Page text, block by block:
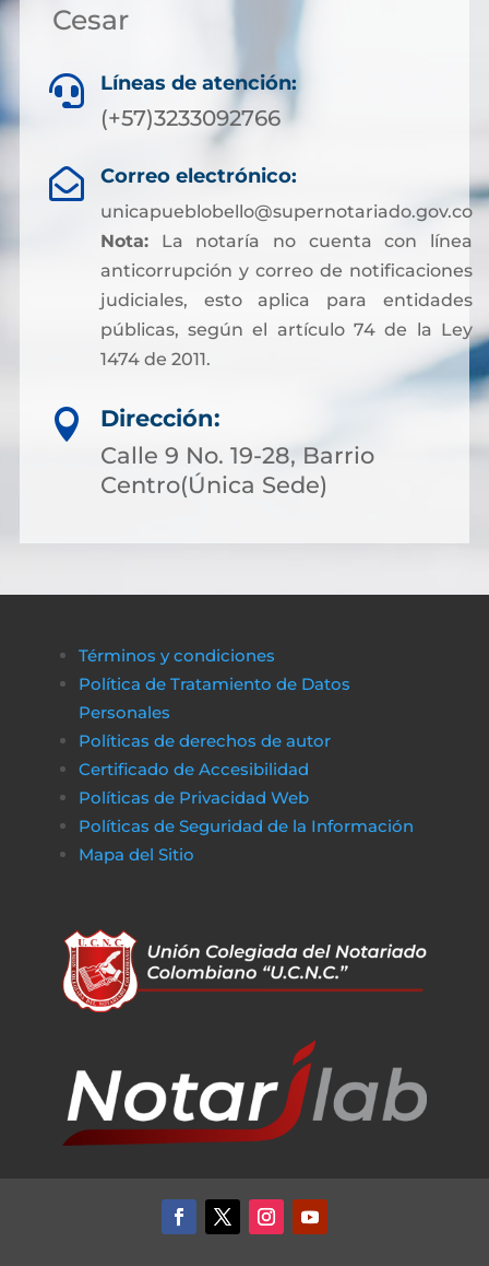
Cesar
 Líneas de atención:
(+57)3233092766
 Correo electrónico:
unicapueblobello@supernotariado.gov.co
Nota:La notaría no cuenta con línea
anticorrupción y correo de notificaciones
judiciales, esto aplica para entidades
públicas, según el artículo 74 de la Ley
1474 de 2011.

Dirección:
Calle 9 No. 19-28, Barrio
Centro(Única Sede)
Términos y condiciones
Política de Tratamiento de Datos
Personales
Políticas de derechos de autor
Certificado de Accesibilidad
Políticas de Privacidad Web
Políticas de Seguridad de la Información
Mapa del Sitio